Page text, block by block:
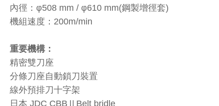
內徑：φ508 mm / φ610 mm(鋼製增徑套)
機組速度：200m/min
重要機構：
精密雙刀座
分條刀座自動鎖刀裝置
線外預排刀十字架
日本 JDC CBBⅡBelt bridle